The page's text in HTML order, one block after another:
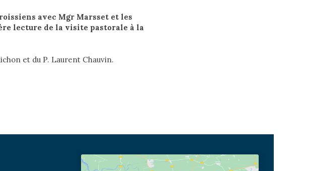
avec Mgr Marsset et les
lecture de la visite pastorale à la
et du P. Laurent Chauvin.